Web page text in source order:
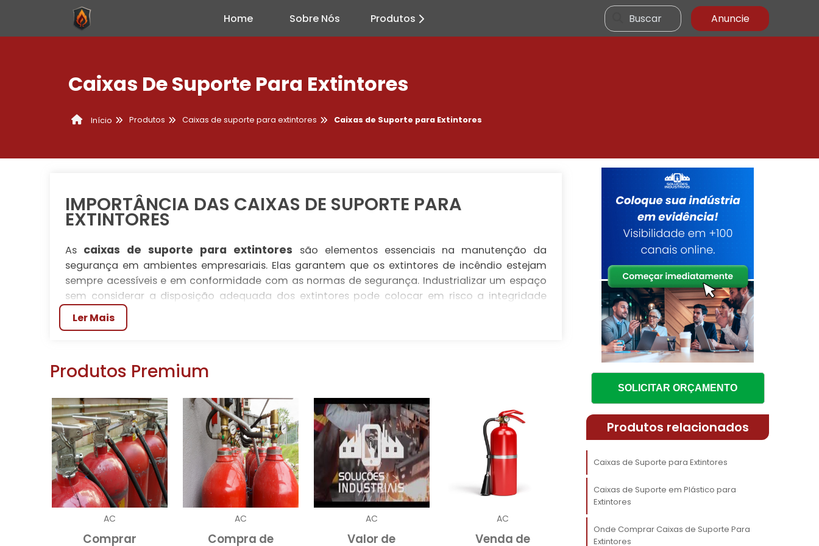
Home Sobre Nós Produtos Buscar Anuncie
Caixas De Suporte Para Extintores
Início Produtos Caixas de suporte para extintores Caixas de Suporte para Extintores
IMPORTÂNCIA DAS CAIXAS DE SUPORTE PARA
EXTINTORES
As caixas de suporte para extintores são elementos essenciais na manutenção da
segurança em ambientes empresariais. Elas garantem que os extintores de incêndio estejam
sempre acessíveis e em conformidade com as normas de segurança. Industrializar um espaço
sem considerar a disposição adequada dos extintores pode colocar em risco a integridade
física dos colaboradores e a operação do negócio. Portanto, investir em caixas de suporte é um
passo crucial na cultura de prevenção de incêndios.
preservação dos equipamentos contra danos físicos e intempéries. São projetadas para
suportar as condições mais adversas, assegurando que os extintores estejam sempre prontos
para uso. A combinação de funcionalidade e robustez das caixas de suporte as torna um
investimento inteligente para qualquer empresa que valoriza a segurança e a proteção de seus
ativos.
VARIEDADE DE OPÇÕES DISPONÍVEIS
No mercado, existem diversas opções decaixas de suporte para extintores, projetadas
para atender a diferentes necessidades e ambientes. Desde modelos simples, que atendem a
pequenas empresas, até opções mais sofisticadas, adequadas para indústrias de grande porte,
a variedade garante que cada negócio encontre a solução ideal. Cada caixa pode ser feita de
Ler Mais
Produtos Premium
AC
Comprar
AC
Compra de
AC
Valor de
AC
Venda de
SOLICITAR ORÇAMENTO
Produtos relacionados
Caixas de Suporte para Extintores
Caixas de Suporte em Plástico para
Extintores
Onde Comprar Caixas de Suporte Para
Extintores